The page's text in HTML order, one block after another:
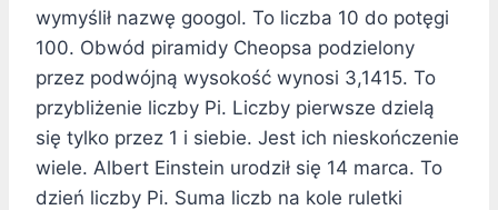
wymyślił nazwę googol. To liczba 10 do potęgi
100. Obwód piramidy Cheopsa podzielony
przez podwójną wysokość wynosi 3,1415. To
przybliżenie liczby Pi. Liczby pierwsze dzielą
się tylko przez 1 i siebie. Jest ich nieskończenie
wiele. Albert Einstein urodził się 14 marca. To
dzień liczby Pi. Suma liczb na kole ruletki